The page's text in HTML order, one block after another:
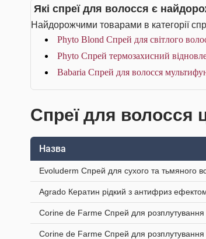
Які спреї для волосся є
Найдорожчими товарами в категорії
Phyto Blond Спрей для світлого
Phyto Спрей термозахисний
Babaria Спрей для волосся
Спреї для волосся
Назва
Evoluderm Спрей для сухого та тьмяного
Agrado Кератин рідкий з антифриз
Corine de Farme Спрей для
Corine de Farme Спрей для